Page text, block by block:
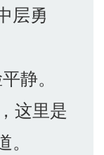
层勇
静。
这里是